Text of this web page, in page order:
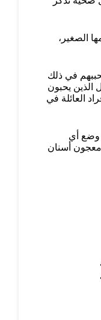
الصغير،
في ذلك
الذين يحبون
العائلة في
وضع أي
معجون أسنان